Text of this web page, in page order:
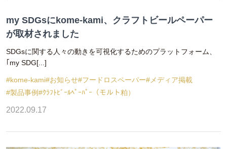
my SDGsにkome-kami、クラフトビールペーパー
が取材されました
SDGsに関する人々の動きを可視化するためのプラットフォーム、
｢my SDG[...]
#kome-kami#お知らせ#フードロスペーパー#メディア掲載
#製品事例#ｸﾗﾌﾄﾋﾞｰﾙﾍﾟｰﾊﾟｰ（モルト粕）
2022.09.17